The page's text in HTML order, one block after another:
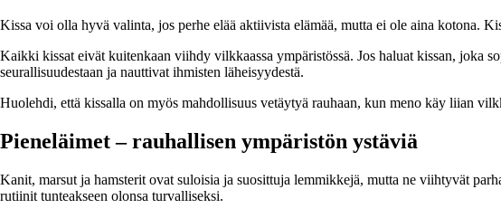
Kissa voi olla hyvä valinta, jos perhe elää aktiivista elämää, mutta ei ole aina kotona.
Kaikki kissat eivät kuitenkaan viihdy vilkkaassa ympäristössä. Jos haluat kissan, joka
seurallisuudestaan ja nauttivat ihmisten läheisyydestä.
Huolehdi, että kissalla on myös mahdollisuus vetäytyä rauhaan, kun meno käy liian
Pieneläimet – rauhallisen ympäristön ystäviä
Kanit, marsut ja hamsterit ovat suloisia ja suosittuja lemmikkejä, mutta ne viihtyvät
rutiinit tunteakseen olonsa turvalliseksi.